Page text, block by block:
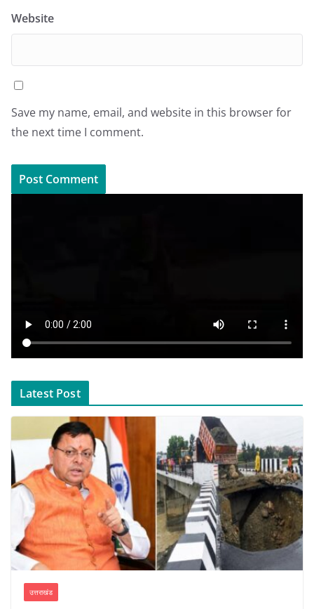
Website
Save my name, email, and website in this browser for
the next time I comment.
Latest Post
उत्तराखंड